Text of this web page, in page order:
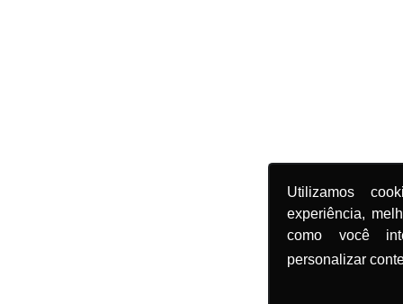
Utilizamos
experiência,
como você
personalizar